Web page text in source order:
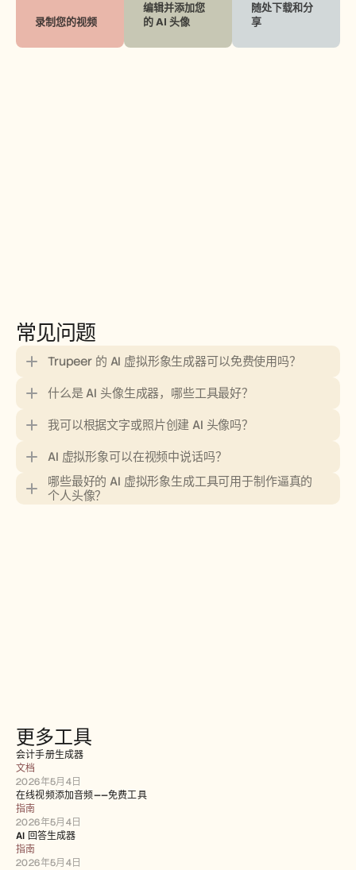
录制您的视频
编辑并添加您
的 AI 头像
随处下载和分
享
常见问题
Trupeer 的 AI 虚拟形象生成器可以免费使用吗？
什么是 AI 头像生成器，哪些工具最好？
我可以根据文字或照片创建 AI 头像吗？
AI 虚拟形象可以在视频中说话吗？
哪些最好的 AI 虚拟形象生成工具可用于制作逼真的
个人头像？
更多工具
会计手册生成器
文档
2026年5月4日
在线视频添加音频——免费工具
指南
2026年5月4日
AI 回答生成器
指南
2026年5月4日